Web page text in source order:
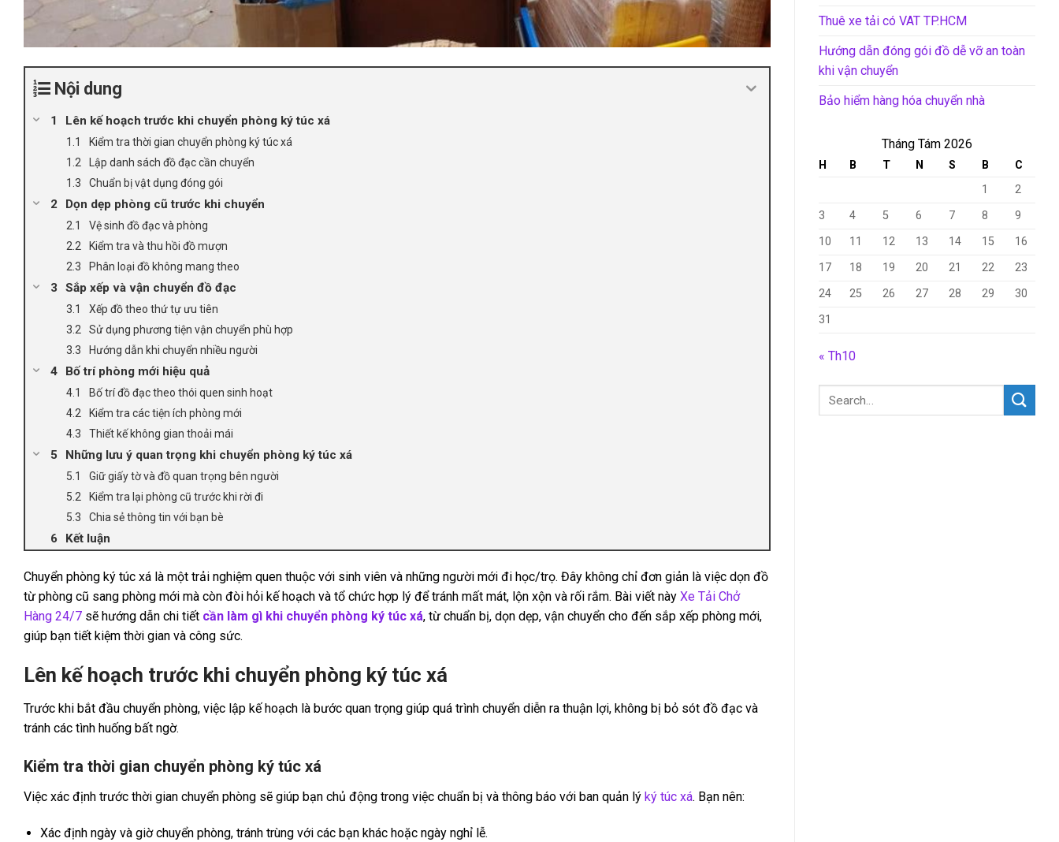
Nội dung
Lên kế hoạch trước khi chuyển phòng ký túc xá
Kiểm tra thời gian chuyển phòng ký túc xá
Lập danh sách đồ đạc cần chuyển
Chuẩn bị vật dụng đóng gói
Dọn dẹp phòng cũ trước khi chuyển
Vệ sinh đồ đạc và phòng
Kiểm tra và thu hồi đồ mượn
Phân loại đồ không mang theo
Sắp xếp và vận chuyển đồ đạc
Xếp đồ theo thứ tự ưu tiên
Sử dụng phương tiện vận chuyển phù hợp
Hướng dẫn khi chuyển nhiều người
Bố trí phòng mới hiệu quả
Bố trí đồ đạc theo thói quen sinh hoạt
Kiểm tra các tiện ích phòng mới
Thiết kế không gian thoải mái
Những lưu ý quan trọng khi chuyển phòng ký túc xá
Giữ giấy tờ và đồ quan trọng bên người
Kiểm tra lại phòng cũ trước khi rời đi
Chia sẻ thông tin với bạn bè
Kết luận
Chuyển phòng ký túc xá là một trải nghiệm quen thuộc với sinh viên và những người mới đi học/trọ. Đây không chỉ đơn giản là việc dọn đồ
từ phòng cũ sang phòng mới mà còn đòi hỏi kế hoạch và tổ chức hợp lý để tránh mất mát, lộn xộn và rối rắm. Bài viết này Xe Tải Chở
Hàng 24/7 sẽ hướng dẫn chi tiết cần làm gì khi chuyển phòng ký túc xá, từ chuẩn bị, dọn dẹp, vận chuyển cho đến sắp xếp phòng mới,
giúp bạn tiết kiệm thời gian và công sức.
Lên kế hoạch trước khi chuyển phòng ký túc xá
Trước khi bắt đầu chuyển phòng, việc lập kế hoạch là bước quan trọng giúp quá trình chuyển diễn ra thuận lợi, không bị bỏ sót đồ đạc và
tránh các tình huống bất ngờ.
Kiểm tra thời gian chuyển phòng ký túc xá
Việc xác định trước thời gian chuyển phòng sẽ giúp bạn chủ động trong việc chuẩn bị và thông báo với ban quản lý ký túc xá. Bạn nên:
Xác định ngày và giờ chuyển phòng, tránh trùng với các bạn khác hoặc ngày nghỉ lễ.
Thuê xe tải có VAT TP.HCM
Hướng dẫn đóng gói đồ dễ vỡ an toàn
khi vận chuyển
Bảo hiểm hàng hóa chuyển nhà
Tháng Tám 2026
H B T N S B
C
1
2
3
4 5 6 7 8
9
10
11 12 13 14 15
16
17
18 19 20 21 22
23
24
25 26 27 28 29
30
31
« Th10